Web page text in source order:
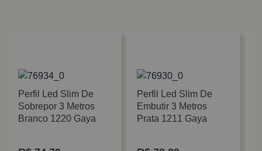
Perfil Led Slim De
Sobrepor 3 Metros
Branco 1220 Gaya
Perfil Led Slim De
Embutir 3 Metros
Prata 1211 Gaya